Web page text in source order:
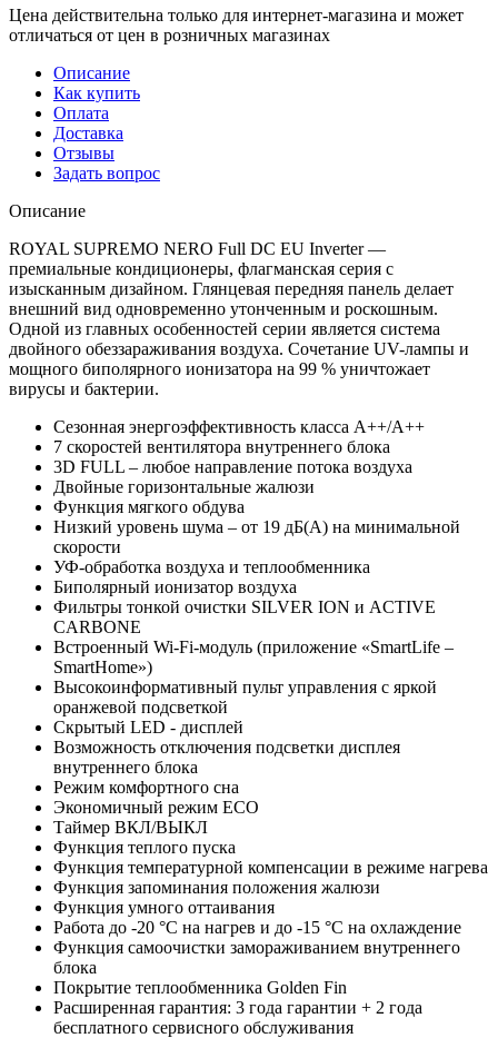
Цена действительна только для интернет-магазина и может
отличаться от цен в розничных магазинах
Описание
Как купить
Оплата
Доставка
Отзывы
Задать вопрос
Описание
ROYAL SUPREMO NERO Full DC EU Inverter —
премиальные кондиционеры, флагманская серия с
изысканным дизайном. Глянцевая передняя панель делает
внешний вид одновременно утонченным и роскошным.
Одной из главных особенностей серии является система
двойного обеззараживания воздуха. Сочетание UV-лампы и
мощного биполярного ионизатора на 99 % уничтожает
вирусы и бактерии.
Сезонная энергоэффективность класса А++/A++
7 скоростей вентилятора внутреннего блока
3D FULL – любое направление потока воздуха
Двойные горизонтальные жалюзи
Функция мягкого обдува
Низкий уровень шума – от 19 дБ(А) на минимальной
скорости
УФ-обработка воздуха и теплообменника
Биполярный ионизатор воздуха
Фильтры тонкой очистки SILVER ION и ACTIVE
CARBONE
Встроенный Wi-Fi-модуль (приложение «SmartLife –
SmartHome»)
Высокоинформативный пульт управления с яркой
оранжевой подсветкой
Скрытый LED - дисплей
Возможность отключения подсветки дисплея
внутреннего блока
Режим комфортного сна
Экономичный режим ECO
Таймер ВКЛ/ВЫКЛ
Функция теплого пуска
Функция температурной компенсации в режиме нагрева
Функция запоминания положения жалюзи
Функция умного оттаивания
Работа до -20 °C на нагрев и до -15 °C на охлаждение
Функция самоочистки замораживанием внутреннего
блока
Покрытие теплообменника Golden Fin
Расширенная гарантия: 3 года гарантии + 2 года
бесплатного сервисного обслуживания